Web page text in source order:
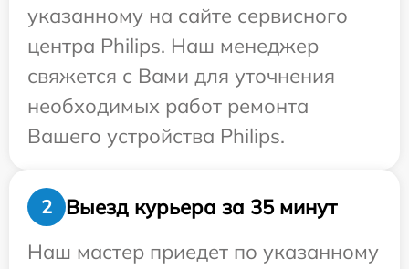
указанному на сайте сервисного
центра Philips. Наш менеджер
свяжется с Вами для уточнения
необходимых работ ремонта
Вашего устройства Philips.
2
Выезд курьера за 35 минут
Наш мастер приедет по указанному